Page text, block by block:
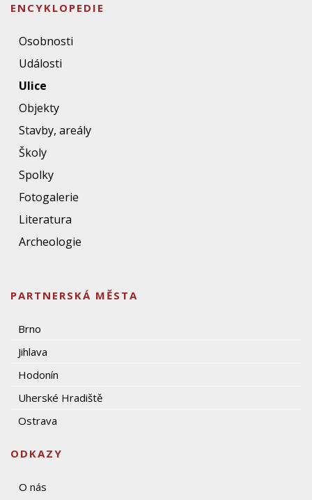
ENCYKLOPEDIE
Osobnosti
Události
Ulice
Objekty
Stavby, areály
Školy
Spolky
Fotogalerie
Literatura
Archeologie
PARTNERSKÁ MĚSTA
Brno
Jihlava
Hodonín
Uherské Hradiště
Ostrava
ODKAZY
O nás